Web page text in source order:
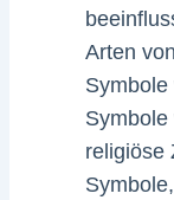
Arten
religiöse